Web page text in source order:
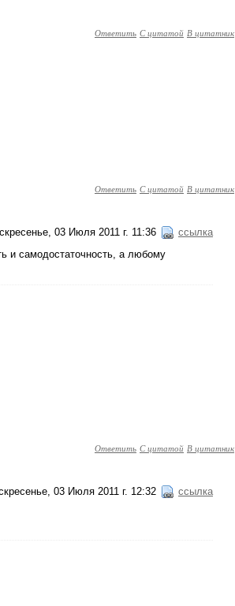
Ответить С цитатой В цитатник
Ответить С цитатой В цитатник
03 Июля 2011 г. 11:36 ссылка
и самодостаточность, а любому
Ответить С цитатой В цитатник
03 Июля 2011 г. 12:32 ссылка